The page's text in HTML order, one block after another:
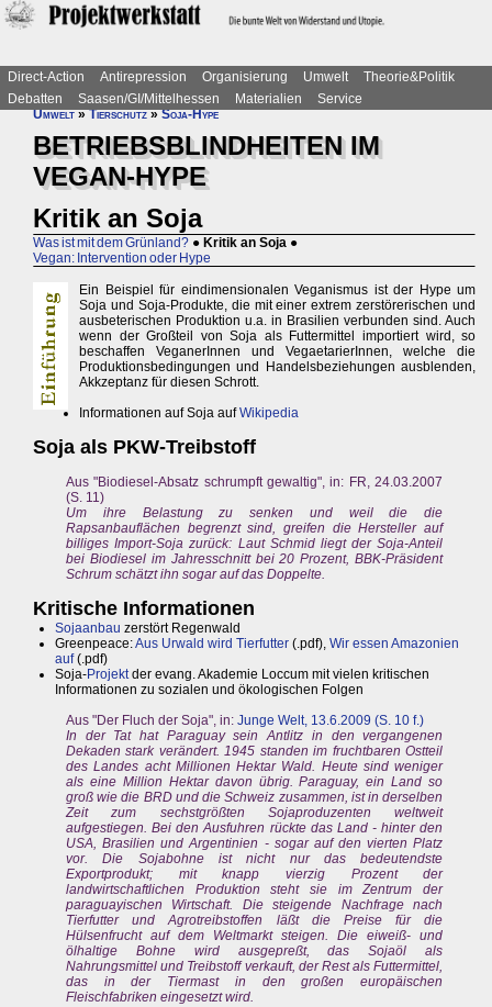
Direct-Action Antirepression Organisierung Umwelt
Theorie&Politik
Debatten
Saasen/GI/Mittelhessen Materialien
Service
Umwelt»Tierschutz»Soja-Hype
BETRIEBSBLINDHEITEN IM
VEGAN-HYPE
Kritik an Soja
Was ist mit dem Grünland? ● Kritik an Soja ●
Vegan: Intervention oder Hype
Ein Beispiel für eindimensionalen Veganismus ist der Hype um
Soja und Soja-Produkte, die mit einer extrem zerstörerischen und
ausbeterischen Produktion u.a. in Brasilien verbunden sind. Auch
wenn der Großteil von Soja als Futtermittel importiert wird, so
beschaffen VeganerInnen und VegaetarierInnen, welche die
Produktionsbedingungen und Handelsbeziehungen ausblenden,
Akkzeptanz für diesen Schrott.
Informationen auf Soja aufWikipedia
Soja als PKW-Treibstoff
Aus "Biodiesel-Absatz schrumpft gewaltig", in: FR, 24.03.2007
(S. 11)
Um ihre Belastung zu senken und weil die die
Rapsanbauflächen begrenzt sind, greifen die Hersteller auf
billiges Import-Soja zurück: Laut Schmid liegt der Soja-Anteil
bei Biodiesel im Jahresschnitt bei 20 Prozent, BBK-Präsident
Schrum schätzt ihn sogar auf das Doppelte.
Kritische Informationen
Sojaanbau zerstört Regenwald
Greenpeace:Aus Urwald wird Tierfutter (.pdf), Wir essen Amazonien
auf(.pdf)
Soja-Projektder evang. Akademie Loccum mit vielen kritischen
Informationen zu sozialen und ökologischen Folgen
Aus "Der Fluch der Soja", in: Junge Welt, 13.6.2009 (S. 10 f.)
In der Tat hat Paraguay sein Antlitz in den vergangenen
Dekaden stark verändert. 1945 standen im fruchtbaren Ostteil
des Landes acht Millionen Hektar Wald. Heute sind weniger
als eine Million Hektar davon übrig. Paraguay, ein Land so
groß wie die BRD und die Schweiz zusammen, ist in derselben
Zeit zum sechstgrößten Sojaproduzenten weltweit
aufgestiegen. Bei den Ausfuhren rückte das Land - hinter den
USA, Brasilien und Argentinien - sogar auf den vierten Platz
vor. Die Sojabohne ist nicht nur das bedeutendste
Exportprodukt; mit knapp vierzig Prozent der
landwirtschaftlichen Produktion steht sie im Zentrum der
paraguayischen Wirtschaft. Die steigende Nachfrage nach
Tierfutter und Agrotreibstoffen läßt die Preise für die
Hülsenfrucht auf dem Weltmarkt steigen. Die eiweiß- und
ölhaltige Bohne wird ausgepreßt, das Sojaöl als
Nahrungsmittel und Treibstoff verkauft, der Rest als Futtermittel,
das in der Tiermast in den großen europäischen
Fleischfabriken eingesetzt wird.